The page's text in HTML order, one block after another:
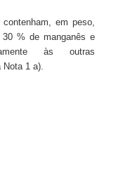
em peso,
% de manganês e
às outras
1 a).